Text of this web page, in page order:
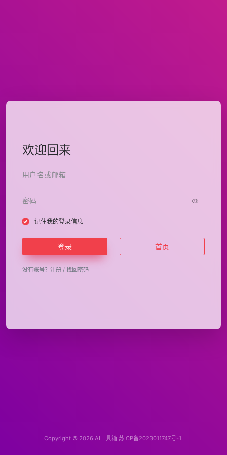
欢迎回来
记住我的登录信息
登录 首页
没有账号？ 注册 / 找回密码
Copyright © 2026 AI工具箱 苏ICP备2023011747号-1